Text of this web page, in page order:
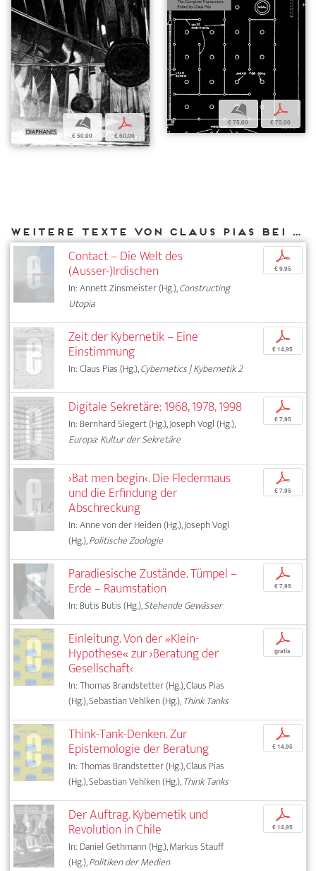
b
€ 50,00
p
€ 50,00
b
€ 75,00
p
€ 75,00
Weitere Texte von Claus Pias bei DIAPHANES
Contact – Die Welt des
(Ausser-)Irdischen
In: Annett Zinsmeister (Hg.),Constructing
Utopia
p
€ 9,95
Zeit der Kybernetik – Eine
Einstimmung
In: Claus Pias (Hg.),Cybernetics | Kybernetik 2
p
€ 14,95
Digitale Sekretäre: 1968, 1978, 1998
In: Bernhard Siegert (Hg.), Joseph Vogl (Hg.),
Europa: Kultur der Sekretäre
p
€ 7,95
›Bat men begin‹. Die Fledermaus
und die Erfindung der
Abschreckung
In: Anne von der Heiden (Hg.), Joseph Vogl
(Hg.),Politische Zoologie
p
€ 7,95
Paradiesische Zustände. Tümpel –
Erde – Raumstation
In: Butis Butis (Hg.),Stehende Gewässer
p
€ 7,95
Einleitung. Von der »Klein-
Hypothese« zur ›Beratung der
Gesellschaft‹
In: Thomas Brandstetter (Hg.), Claus Pias
(Hg.), Sebastian Vehlken (Hg.),Think Tanks
p
gratis
Think-Tank-Denken. Zur
Epistemologie der Beratung
In: Thomas Brandstetter (Hg.), Claus Pias
(Hg.), Sebastian Vehlken (Hg.),Think Tanks
p
€ 14,95
Der Auftrag. Kybernetik und
Revolution in Chile
In: Daniel Gethmann (Hg.), Markus Stauff
(Hg.),Politiken der Medien
p
€ 14,95